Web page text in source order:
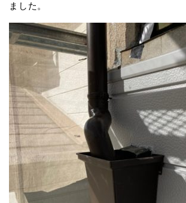
ました。